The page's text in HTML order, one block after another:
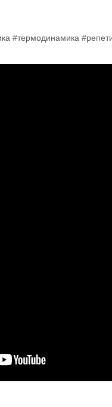
#термодинамика